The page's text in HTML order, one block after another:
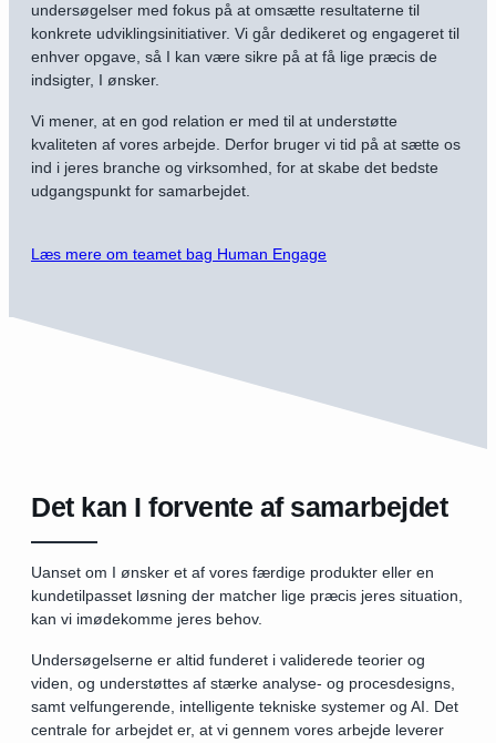
undersøgelser med fokus på at omsætte resultaterne til
konkrete udviklingsinitiativer. Vi går dedikeret og engageret til
enhver opgave, så I kan være sikre på at få lige præcis de
indsigter, I ønsker.
Vi mener, at en god relation er med til at understøtte
kvaliteten af vores arbejde. Derfor bruger vi tid på at sætte os
ind i jeres branche og virksomhed, for at skabe det bedste
udgangspunkt for samarbejdet.
Læs mere om teamet bag Human Engage
Det kan I forvente af samarbejdet
Uanset om I ønsker et af vores færdige produkter eller en
kundetilpasset løsning der matcher lige præcis jeres situation,
kan vi imødekomme jeres behov.
Undersøgelserne er altid funderet i validerede teorier og
viden, og understøttes af stærke analyse- og procesdesigns,
samt velfungerende, intelligente tekniske systemer og AI. Det
centrale for arbejdet er, at vi gennem vores arbejde leverer